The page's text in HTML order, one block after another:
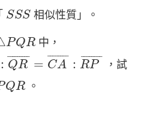
SSS
SSS 相似性質」。
PQR
PQR 中，
: ¯¯¯¯¯¯¯¯¯
QR = ¯¯¯¯¯¯¯¯
CA : ¯¯¯¯¯¯¯¯
RP
R¯=C ¯:RP
，試
QR
R 。